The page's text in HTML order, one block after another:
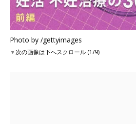
Photo by /gettyimages
▼次の画像は下へスクロール (1/9)